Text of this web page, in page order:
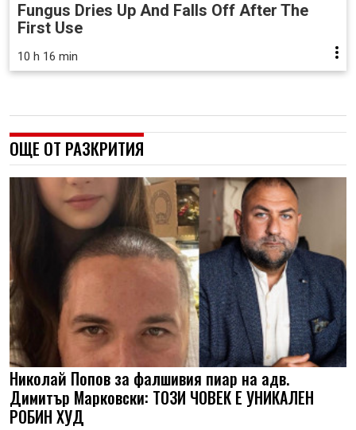
Fungus Dries Up And Falls Off After The
First Use
10 h 16 min
ОЩЕ ОТ РАЗКРИТИЯ
Николай Попов за фалшивия пиар на адв.
Димитър Марковски: ТОЗИ ЧОВЕК Е УНИКАЛЕН
РОБИН ХУД